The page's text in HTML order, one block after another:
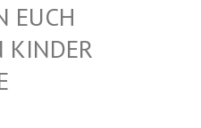
VON MI